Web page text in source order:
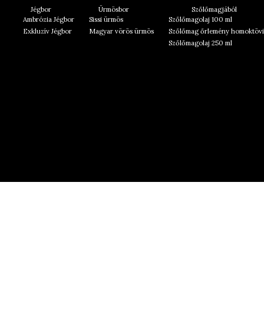
Jégbor
Ambrózia Jégbor
Exkluzív Jégbor
Ürmösbor
Sissi ürmös
Magyar vörös ürmös
Szőlőmagjából
Szőlőmagolaj 100 ml
Szőlőmag őrlemény
Szőlőmagolaj 250 ml